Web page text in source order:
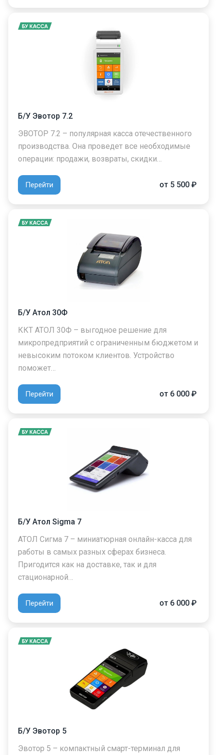
Б/У Эвотор 7.2
ЭВОТОР 7.2 – популярная касса отечественного
производства. Она проведет все необходимые
операции: продажи, возвраты, скидки…
Перейти от 5 500 ₽
Б/У Атол 30Ф
ККТ АТОЛ 30Ф – выгодное решение для
микропредприятий с ограниченным бюджетом и
невысоким потоком клиентов. Устройство
поможет…
Перейти от 6 000 ₽
Б/У Атол Sigma 7
АТОЛ Сигма 7 – миниатюрная онлайн-касса для
работы в самых разных сферах бизнеса.
Пригодится как на доставке, так и для
стационарной…
Перейти от 6 000 ₽
Б/У Эвотор 5
Эвотор 5 – компактный смарт-терминал для